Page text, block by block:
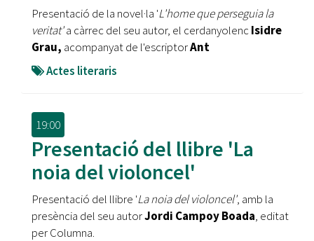
Presentació de la novel·la 'L'home que perseguia la
veritat'a càrrec del seu autor, el cerdanyolencIsidre
Grau, acompanyat de l'escriptorAnt
Actes literaris
19:00
Presentació del llibre 'La
noia del violoncel'
Presentació del llibre 'La noia del violoncel', amb la
presència del seu autorJordi Campoy Boada, editat
per Columna.